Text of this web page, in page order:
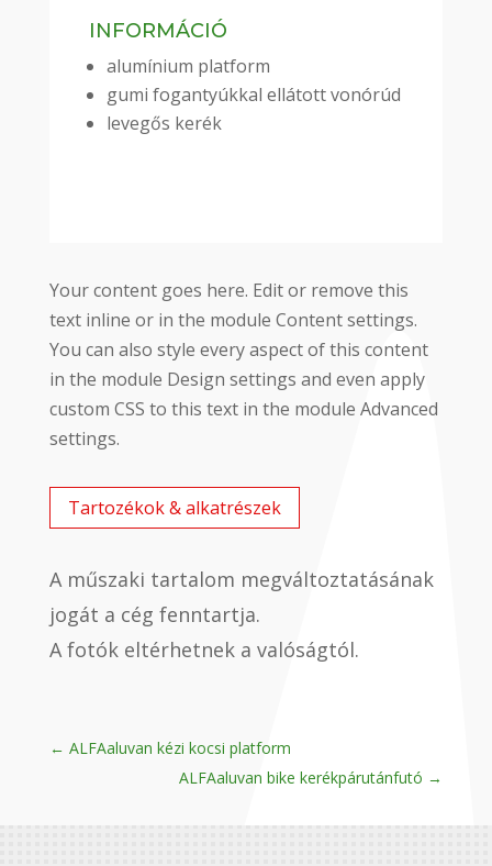
INFORMÁCIÓ
alumínium platform
gumi fogantyúkkal ellátott vonórúd
levegős kerék
Your content goes here. Edit or remove this
text inline or in the module Content settings.
You can also style every aspect of this content
in the module Design settings and even apply
custom CSS to this text in the module Advanced
settings.
Tartozékok & alkatrészek
A műszaki tartalom megváltoztatásának
jogát a cég fenntartja.
A fotók eltérhetnek a valóságtól.
← ALFAaluvan kézi kocsi platform
ALFAaluvan bike kerékpárutánfutó →